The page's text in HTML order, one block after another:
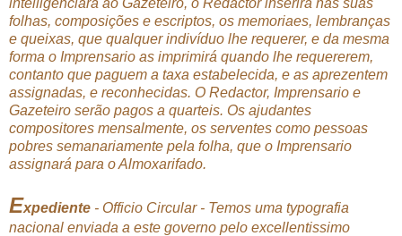
folhas, composições e escriptos, os memoriaes, lembranças
e queixas, que qualquer indivíduo lhe requerer, e da mesma
forma o Imprensario as imprimirá quando lhe requererem,
contanto que paguem a taxa estabelecida, e as aprezentem
assignadas, e reconhecidas. O Redactor, Imprensario e
Gazeteiro serão pagos a quarteis. Os ajudantes
compositores mensalmente, os serventes como pessoas
pobres semanariamente pela folha, que o Imprensario
assignará para o Almoxarifado.
Expediente - Officio Circular - Temos uma typografia
nacional enviada a este governo pelo excellentissimo